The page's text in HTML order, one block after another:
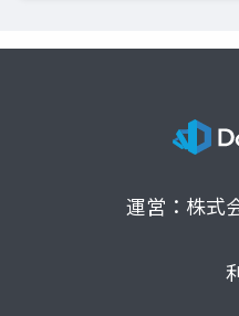
運営：株式